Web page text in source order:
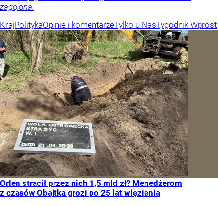
zagojona.
KrajPolitykaOpinie i komentarzeTylko u NasTygodnik Wprost
Orlen stracił przez nich 1,5 mld zł? Menedżerom
z czasów Obajtka grozi po 25 lat więzienia